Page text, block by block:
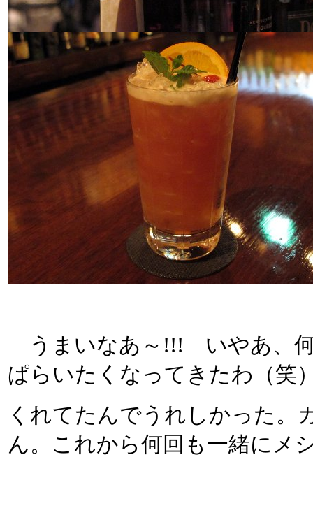
うまいなあ～!!! いやあ、何
ぱらいたくなってきたわ（笑
くれてたんでうれしかった。
ん。これから何回も一緒にメ